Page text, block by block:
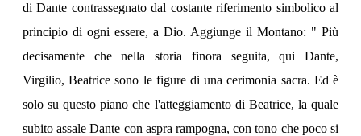
di Dante contrassegnato dal costante riferimento simbolico al
principio di ogni essere, a Dio. Aggiunge il Montano: " Più
decisamente che nella storia finora seguita, qui Dante,
Virgilio, Beatrice sono le figure di una cerimonia sacra. Ed è
solo su questo piano che l'atteggiamento di Beatrice, la quale
subito assale Dante con aspra rampogna, con tono che poco si